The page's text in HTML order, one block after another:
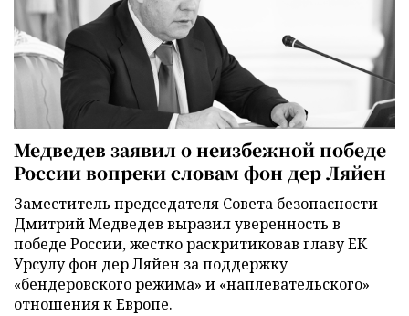
Медведев заявил о неизбежной победе
России вопреки словам фон дер Ляйен
Заместитель председателя Совета безопасности
Дмитрий Медведев выразил уверенность в
победе России, жестко раскритиковав главу ЕК
Урсулу фон дер Ляйен за поддержку
«бендеровского режима» и «наплевательского»
отношения к Европе.